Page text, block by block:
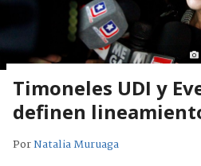
Timoneles UDI y
definen
PorNatalia Muruaga